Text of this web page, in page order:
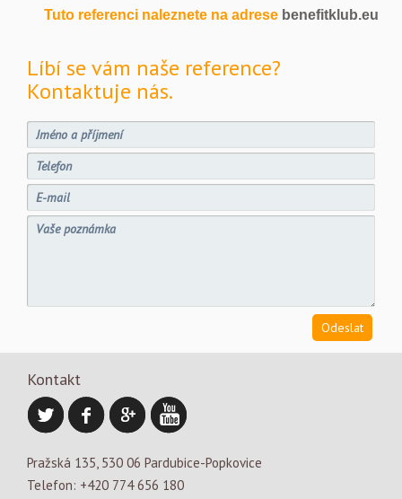
Tuto referenci naleznete na adrese benefitklub.eu
Líbí se vám naše reference?
Kontaktuje nás.
Kontakt
Pražská 135, 530 06 Pardubice-Popkovice
Telefon: +420 774 656 180